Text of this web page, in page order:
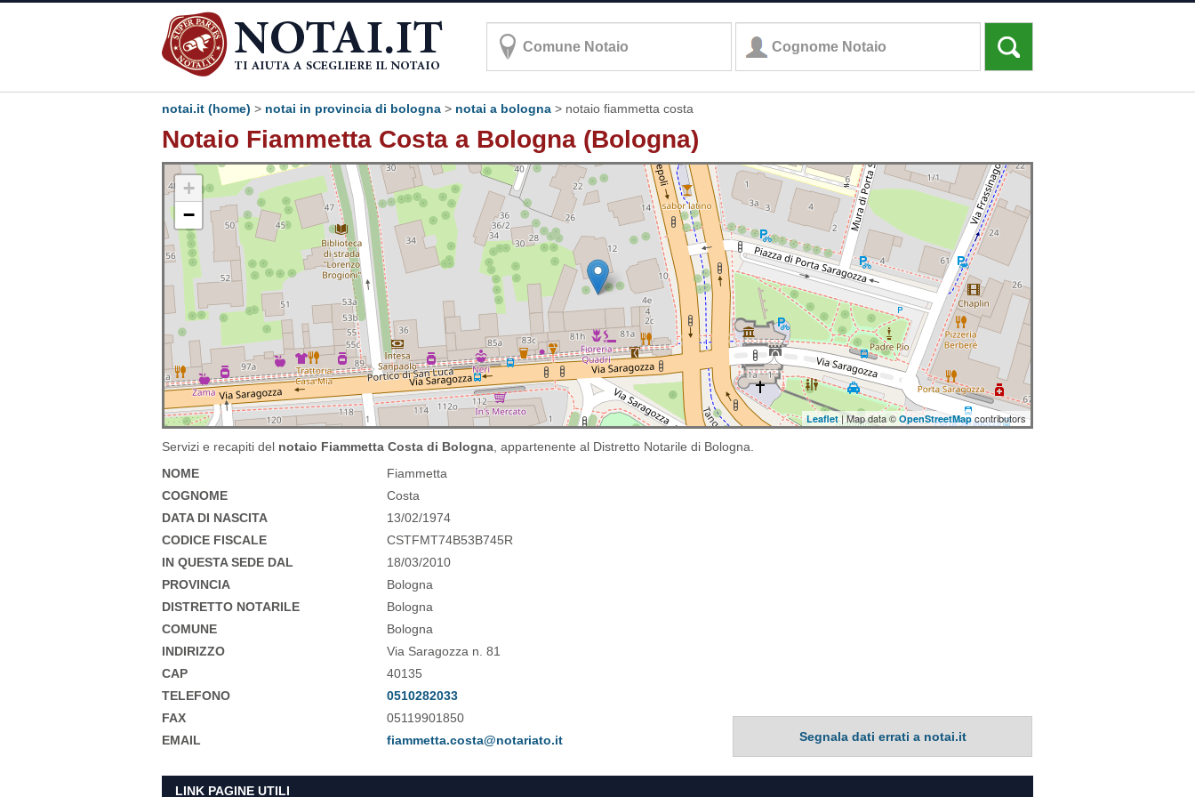
notai.it (home) > notai in provincia di bologna > notai a bologna > notaio fiammetta costa
Notaio Fiammetta Costa a Bologna (Bologna)
+
−
Leaflet| Map data © OpenStreetMapcontributors
Servizi e recapiti del notaio Fiammetta Costa di Bologna , appartenente al Distretto Notarile di Bologna.
NOME
Fiammetta
COGNOME
Costa
DATA DI NASCITA
13/02/1974
CODICE FISCALE
CSTFMT74B53B745R
IN QUESTA SEDE DAL
18/03/2010
PROVINCIA
Bologna
DISTRETTO NOTARILE
Bologna
COMUNE
Bologna
INDIRIZZO
Via Saragozza n. 81
CAP
40135
TELEFONO
0510282033
FAX
05119901850
EMAIL
fiammetta.costa@notariato.it Segnala dati errati a notai.it
LINK PAGINE UTILI